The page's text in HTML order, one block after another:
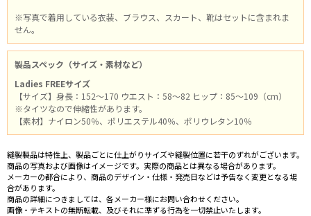
※写真で着用している衣装、ブラウス、スカート、靴はセットに含まれま
せん。
製品スペック（サイズ・素材など）
Ladies FREEサイズ
【サイズ】身長：152～170 ウエスト：58～82 ヒップ：85～109（cm）
※タイツなので伸縮性があります。
【素材】ナイロン50％、ポリエステル40％、ポリウレタン10％
縫製製品は特性上、製品ごとに仕上がりサイズや縫製位置に若干のずれがございます。
商品の写真および画像はイメージです。実際の商品とは異なる場合があります。
メーカーの都合により、商品のデザイン・仕様・発売日などは予告なく変更となる場
合があります。
商品の詳細につきましては、各メーカー様にお問い合わせください。
画像・テキストの無断転載、及びそれに準ずる行為を一切禁止いたします。